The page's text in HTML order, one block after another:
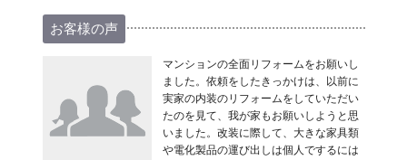
お客様の声
マンションの全面リフォームをお願いし
ました。依頼をしたきっかけは、以前に
実家の内装のリフォームをしていただい
たのを見て、我が家もお願いしようと思
いました。改装に際して、大きな家具類
や電化製品の運び出しは個人でするには